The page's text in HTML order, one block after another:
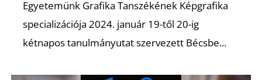
Egyetemünk Grafika Tanszékének Képgrafika
specializációja 2024. január 19-től 20-ig
kétnapos tanulmányutat szervezett Bécsbe...